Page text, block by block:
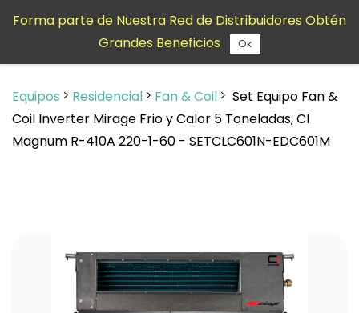
contenido
Equipos Residencial Fan & Coil
Set Equipo Fan &
Coil Inverter Mirage Frio y Calor 5 Toneladas, CI
Magnum R-410A 220-1-60 - SETCLC601N-EDC601M
Forma parte de Nuestra Red de Distribuidores Obtén
Grandes Beneficios
Ok